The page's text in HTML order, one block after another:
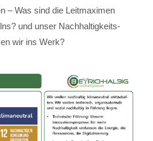
– Was sind die Leitmaximen
und unser Nachhaltigkeits-
wir ins Werk?